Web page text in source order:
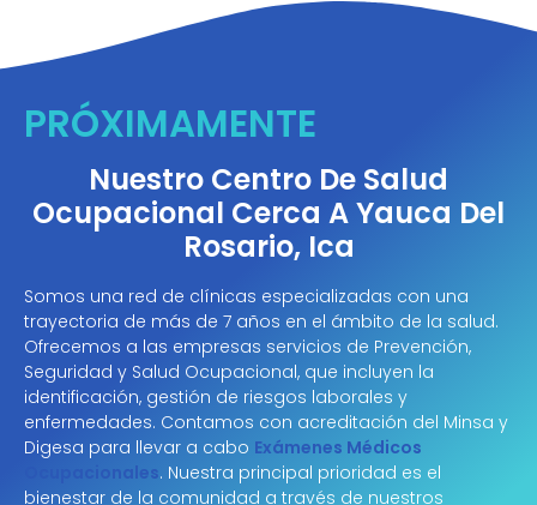
PRÓXIMAMENTE
Nuestro Centro De Salud
Ocupacional Cerca A Yauca Del
Rosario, Ica
Somos una red de clínicas especializadas con una
trayectoria de más de 7 años en el ámbito de la salud.
Ofrecemos a las empresas servicios de Prevención,
Seguridad y Salud Ocupacional, que incluyen la
identificación, gestión de riesgos laborales y
enfermedades. Contamos con acreditación del Minsa y
Digesa para llevar a cabo Exámenes Médicos
Ocupacionales. Nuestra principal prioridad es el
bienestar de la comunidad a través de nuestros